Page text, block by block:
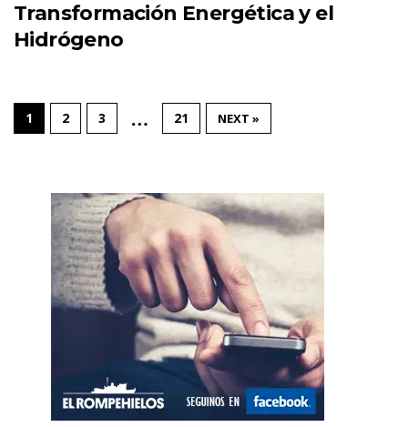
Transformación Energética y el
Hidrógeno
1 2 3 … 21 NEXT »